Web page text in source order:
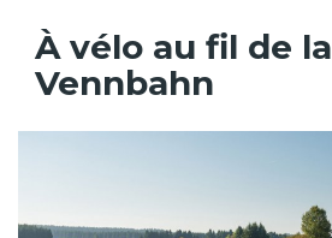
À vélo au fil de la
Vennbahn